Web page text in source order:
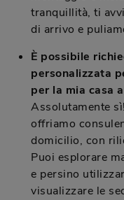
tranquillità, ti
di arrivo e
È possibile
personalizzata
per la mia casa
Assolutamente
offriamo
domicilio, con
Puoi esplorare
e persino
visualizzare le